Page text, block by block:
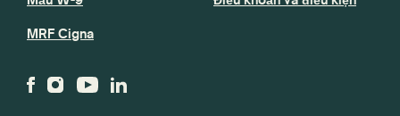
MRF Cigna